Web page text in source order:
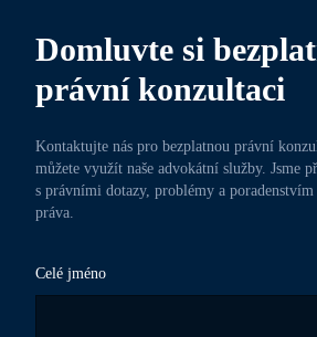
Domluvte si
právní konzultaci
Kontaktujte nás pro bezplatnou právní
můžete využít naše advokátní služby. Jsme
s právními dotazy, problémy a
práva.
Celé jméno